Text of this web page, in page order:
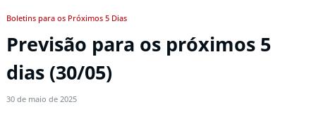
Boletins para os Próximos 5 Dias
Previsão para os próximos 5
dias (30/05)
30 de maio de 2025